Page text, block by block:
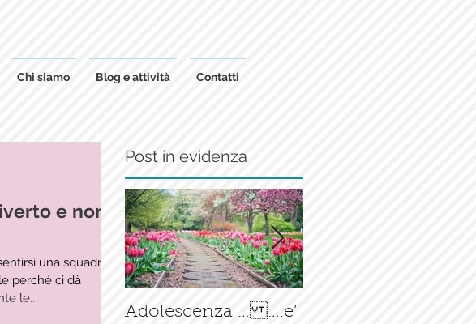
Chi siamo Blog e attività Contatti
e non
una squadra
perché ci dà
le...
Post in evidenza
Adolescenza … ….e’